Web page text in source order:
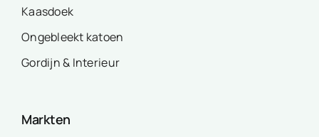
Kaasdoek
Ongebleekt katoen
Gordijn & Interieur
Markten